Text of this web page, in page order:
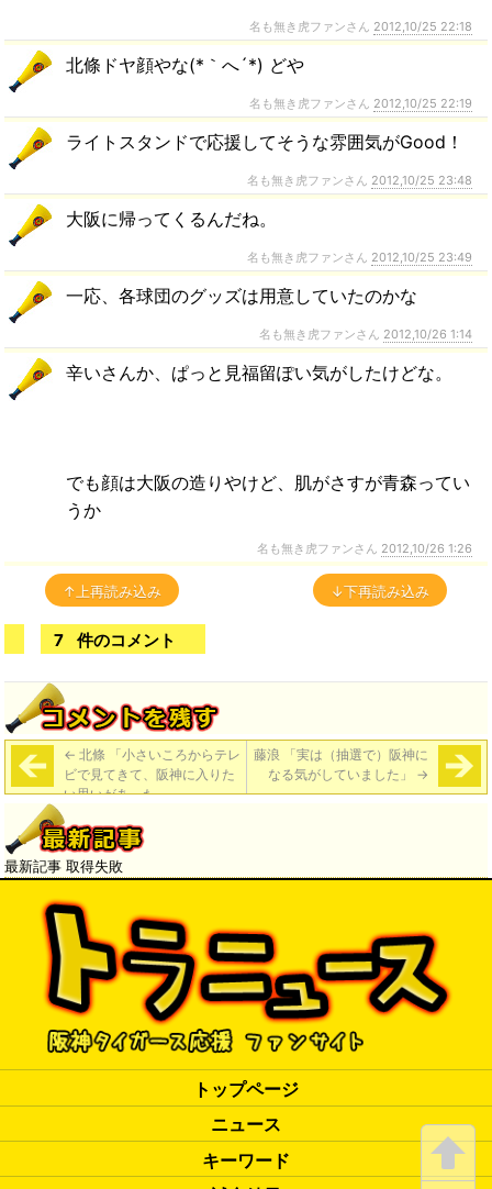
名も無き虎ファンさん 2012,10/25 22:18
北條ドヤ顔やな(*｀へ´*) どや
名も無き虎ファンさん 2012,10/25 22:19
ライトスタンドで応援してそうな雰囲気がGood！
名も無き虎ファンさん 2012,10/25 23:48
大阪に帰ってくるんだね。
名も無き虎ファンさん 2012,10/25 23:49
一応、各球団のグッズは用意していたのかな
名も無き虎ファンさん 2012,10/26 1:14
辛いさんか、ぱっと見福留ぽい気がしたけどな。
でも顔は大阪の造りやけど、肌がさすが青森ってい
うか
名も無き虎ファンさん 2012,10/26 1:26
↑上再読み込み ↓下再読み込み
7 件のコメント
← 北條 「小さいころからテレ
ビで見てきて、阪神に入りた
い思いがあった」
藤浪 「実は（抽選で）阪神に
なる気がしていました」 →
最新記事 取得失敗
トップページ
ニュース
キーワード